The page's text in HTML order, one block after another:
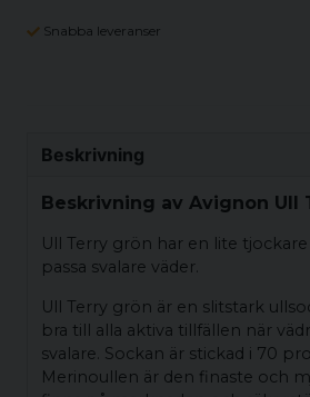
Snabba leveranser
Beskrivning
Beskrivning av Avignon Ull
Ull Terry grön har en lite
passa svalare väder.
Ull Terry grön är en slitstark
bra till alla aktiva tillfällen när
svalare. Sockan är stickad i 70
Merinoullen är den finaste och